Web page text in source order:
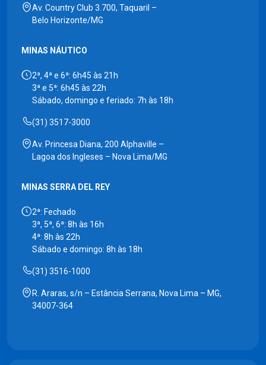
Av. Country Club 3.700, Taquaril –
Belo Horizonte/MG
MINAS NÁUTICO
2ª, 4ª e 6ª: 6h45 às 21h
3ª e 5ª: 6h45 às 22h
Sábado, domingo e feriado: 7h às 18h
(31) 3517-3000
Av. Princesa Diana, 200 Alphaville –
Lagoa dos Ingleses – Nova Lima/MG
MINAS SERRA DEL REY
2ª: Fechado
3ª, 5ª, 6ª: 8h às 16h
4ª: 8h às 22h
Sábado e domingo: 8h às 18h
(31) 3516-1000
R. Araras, s/n – Estância Serrana, Nova Lima – MG,
34007-364